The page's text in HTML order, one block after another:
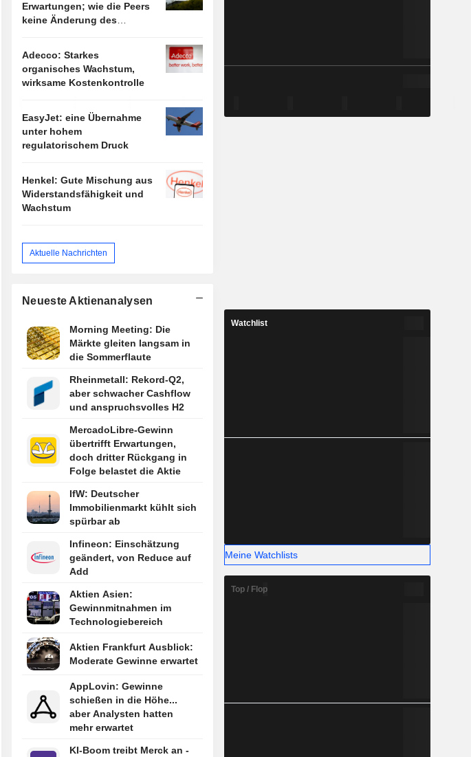
Erwartungen; wie die Peers
keine Änderung des
Adecco: Starkes
organisches Wachstum,
wirksame Kostenkontrolle
EasyJet: eine Übernahme
unter hohem
regulatorischem Druck
Henkel: Gute Mischung aus
Widerstandsfähigkeit und
Wachstum
Aktuelle Nachrichten
Neueste Aktienanalysen
Morning Meeting: Die
Märkte gleiten langsam in
die Sommerflaute
Rheinmetall: Rekord-Q2,
aber schwacher Cashflow
und anspruchsvolles H2
MercadoLibre-Gewinn
übertrifft Erwartungen,
doch dritter Rückgang in
Folge belastet die Aktie
IfW: Deutscher
Immobilienmarkt kühlt sich
spürbar ab
Infineon: Einschätzung
geändert, von Reduce auf
Add
Aktien Asien:
Gewinnmitnahmen im
Technologiebereich
Aktien Frankfurt Ausblick:
Moderate Gewinne erwartet
AppLovin: Gewinne
schießen in die Höhe...
aber Analysten hatten
mehr erwartet
KI-Boom treibt Merck an -
Watchlist
Meine Watchlists
Top / Flop